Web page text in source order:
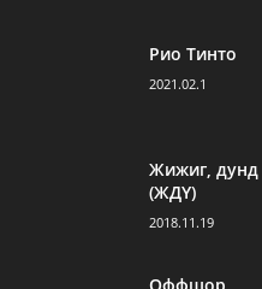
Рио Тинто
2021.02.1
Жижиг, дунд
(ЖДҮ)
2018.11.19